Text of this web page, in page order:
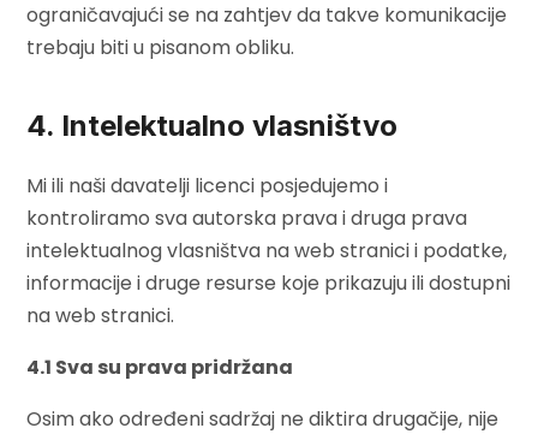
ograničavajući se na zahtjev da takve komunikacije
trebaju biti u pisanom obliku.
4. Intelektualno vlasništvo
Mi ili naši davatelji licenci posjedujemo i
kontroliramo sva autorska prava i druga prava
intelektualnog vlasništva na web stranici i podatke,
informacije i druge resurse koje prikazuju ili dostupni
na web stranici.
4.1 Sva su prava pridržana
Osim ako određeni sadržaj ne diktira drugačije, nije